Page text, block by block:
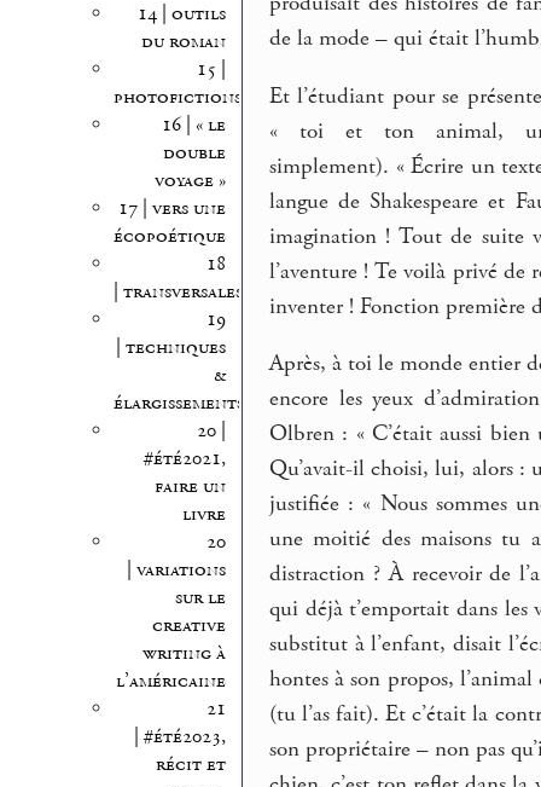
14 | outils
du roman
15 |
photofictions
16 | « le
double
voyage »
17 | vers une
écopoétique
18
| transversales
19
| techniques
&
élargissements
20 |
#été2021,
faire un
livre
20
| variations
sur le
creative
writing à
l’américaine
21
| #été2023,
récit et
de la mode – qui était
Et l’étudiant pour se
« toi et ton animal,
simplement). « Écrire un
langue de Shakespeare et
imagination ! Tout de suite
l’aventure ! Te voilà privé
inventer ! Fonction première
Après, à toi le monde entier
encore les yeux
Olbren : « C’était aussi bien
Qu’avait-il choisi, lui, alors :
justifiée : « Nous sommes
une moitié des maisons tu
distraction ? À recevoir de
qui déjà t’emportait dans les
substitut à l’enfant, disait
hontes à son propos,
(tu l’as fait). Et c’était la
son propriétaire – non pas